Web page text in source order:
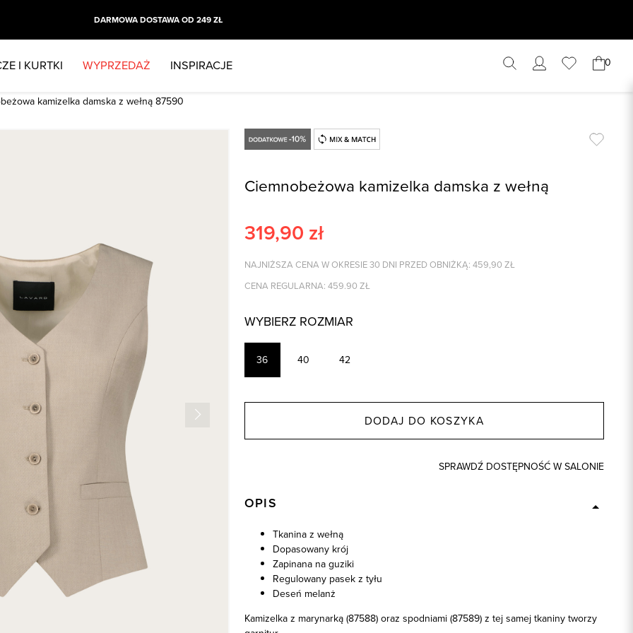
DARMOWA DOSTAWA OD 249 ZŁ
I KURTKI WYPRZEDAŻ INSPIRACJE 0
kamizelka damska z wełną 87590
Ciemnobeżowa kamizelka damska z wełną
319,90 zł
NAJNIŻSZA CENA W OKRESIE 30 DNI PRZED OBNIŻKĄ: 459,90 ZŁ
CENA REGULARNA: 459.90 ZŁ
WYBIERZ ROZMIAR
36 40 42
DODAJ DO KOSZYKA
SPRAWDŹ DOSTĘPNOŚĆ W SALONIE
OPIS
Tkanina z wełną
Dopasowany krój
Zapinana na guziki
Regulowany pasek z tyłu
Deseń melanż
Kamizelka z marynarką (87588) oraz spodniami (87589) z tej samej tkaniny tworzy